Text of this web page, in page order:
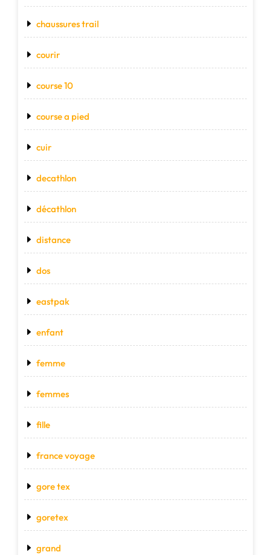
chaussures trail
courir
course 10
course a pied
cuir
decathlon
décathlon
distance
dos
eastpak
enfant
femme
femmes
fille
france voyage
gore tex
goretex
grand